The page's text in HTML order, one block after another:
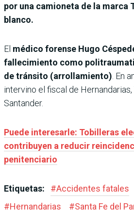
por una camioneta de la marca
blanco.
El médico forense Hugo
fallecimiento como
de tránsito (arrollamiento) . En
intervino el fiscal de
Santander.
Puede interesarle: Tobilleras
contribuyen a reducir
penitenciario
Etiquetas: #Accidentes fatales
#Hernandarias #Santa Fe del